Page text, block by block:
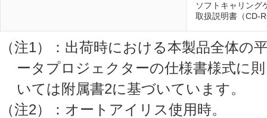
ソフトキャリング
取扱説明書（CD-
（注1）：出荷時における本製品全体
ータプロジェクターの仕様書様式に
いては附属書2に基づいています。
（注2）：オートアイリス使用時。